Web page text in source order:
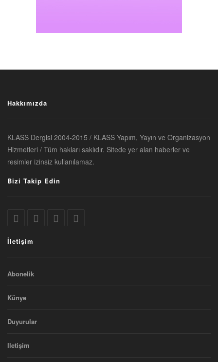
Hakkımızda
KLASS Dergisi 2004-2015 / KLASS Yapım, Yayın ve Organizasyon
Hizmetleri / Tüm hakları saklıdır. Sitede yer alan haberler ve
resimler izinsiz kullanılamaz.
Bizi Takip Edin
İletişim
Abonelik
Künye
Duyurular
Iletişim